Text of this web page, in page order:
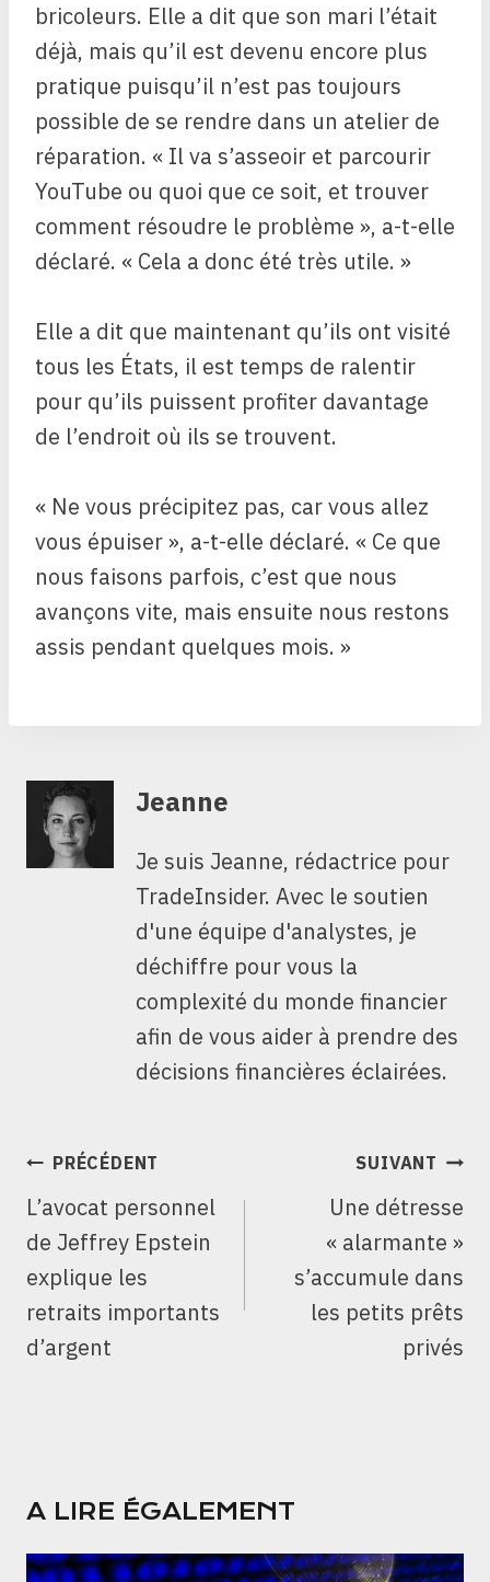
bricoleurs. Elle a dit que son mari l’était
déjà, mais qu’il est devenu encore plus
pratique puisqu’il n’est pas toujours
possible de se rendre dans un atelier de
réparation. « Il va s’asseoir et parcourir
YouTube ou quoi que ce soit, et trouver
comment résoudre le problème », a-t-elle
déclaré. « Cela a donc été très utile. »
Elle a dit que maintenant qu’ils ont visité
tous les États, il est temps de ralentir
pour qu’ils puissent profiter davantage
de l’endroit où ils se trouvent.
« Ne vous précipitez pas, car vous allez
vous épuiser », a-t-elle déclaré. « Ce que
nous faisons parfois, c’est que nous
avançons vite, mais ensuite nous restons
assis pendant quelques mois. »
Jeanne
Je suis Jeanne, rédactrice pour
TradeInsider. Avec le soutien
d'une équipe d'analystes, je
déchiffre pour vous la
complexité du monde financier
afin de vous aider à prendre des
décisions financières éclairées.
NAVIGATION
L’ARTICLE
PRÉCÉDENT
L’avocat personnel
de Jeffrey Epstein
explique les
retraits importants
d’argent
SUIVANT
Une détresse
« alarmante »
s’accumule dans
les petits prêts
privés
A LIRE ÉGALEMENT